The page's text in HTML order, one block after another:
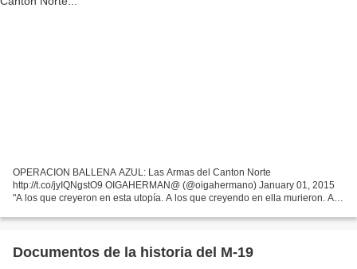
OPERACION BALLENA AZUL: Las Armas del Canton Norte
http://t.co/jyIQNgstO9 OIGAHERMAN@ (@oigahermano) January 01, 2015
"A los que creyeron en esta utopía. A los que creyendo en ella murieron. A
Documentos de la historia del M-19